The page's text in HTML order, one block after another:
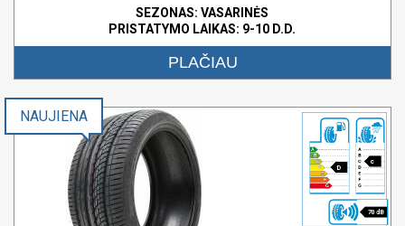
SEZONAS: VASARINĖS
PRISTATYMO LAIKAS: 9-10 D.D.
PLAČIAU
D
c
70 dB
NAUJIENA